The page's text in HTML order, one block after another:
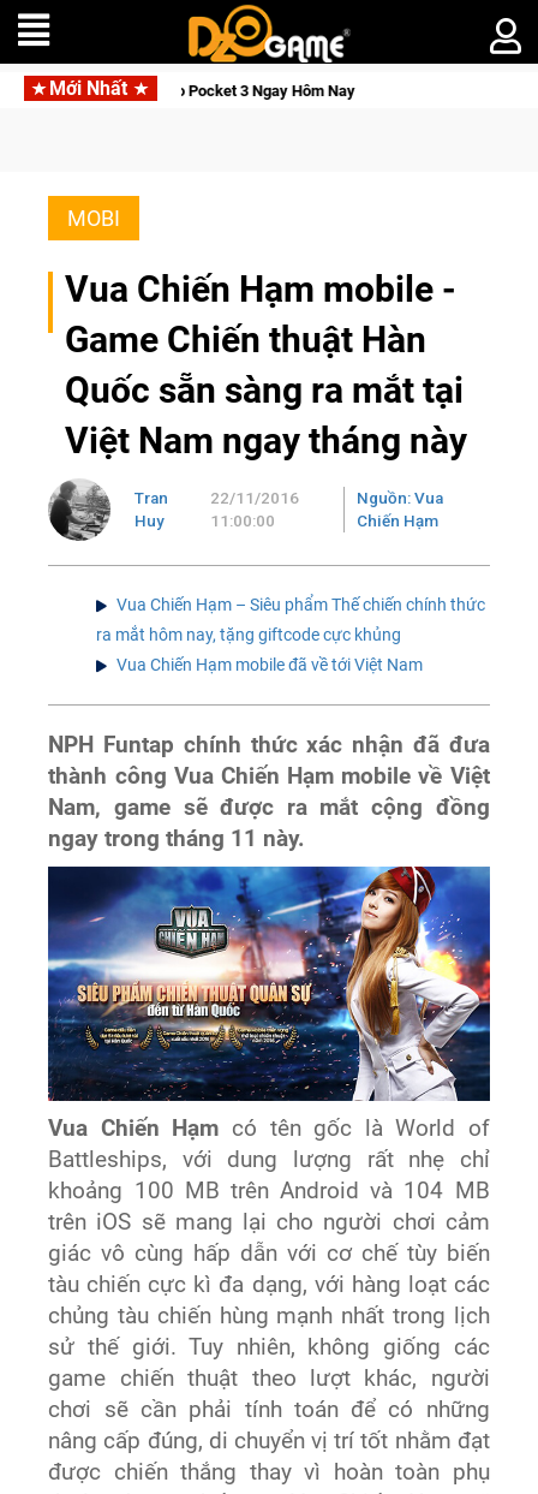
Mới Nhất
Pocket 3 Ngay Hôm Nay Lineage W – Quyền lực và tài
MOBI
Vua Chiến Hạm mobile -
Game Chiến thuật Hàn
Quốc sẵn sàng ra mắt tại
Việt Nam ngay tháng này
Tran
Huy
22/11/2016
11:00:00
Nguồn: Vua
Chiến Hạm
Vua Chiến Hạm – Siêu phẩm Thế chiến chính thức
ra mắt hôm nay, tặng giftcode cực khủng
Vua Chiến Hạm mobile đã về tới Việt Nam
NPH Funtap chính thức xác nhận đã đưa
thành công Vua Chiến Hạm mobile về Việt
Nam, game sẽ được ra mắt cộng đồng
ngay trong tháng 11 này.
Vua Chiến Hạm có tên gốc là World of
Battleships, với dung lượng rất nhẹ chỉ
khoảng 100 MB trên Android và 104 MB
trên iOS sẽ mang lại cho người chơi cảm
giác vô cùng hấp dẫn với cơ chế tùy biến
tàu chiến cực kì đa dạng, với hàng loạt các
chủng tàu chiến hùng mạnh nhất trong lịch
sử thế giới. Tuy nhiên, không giống các
game chiến thuật theo lượt khác, người
chơi sẽ cần phải tính toán để có những
nâng cấp đúng, di chuyển vị trí tốt nhằm đạt
được chiến thắng thay vì hoàn toàn phụ